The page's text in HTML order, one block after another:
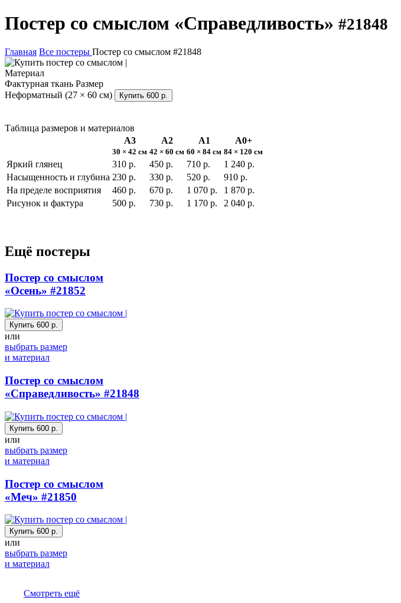
Постер со смыслом «Справедливость» #21848
Главная Все постеры Постер со смыслом #21848
Материал
Фактурная ткань Размер
Неформатный (27 × 60 см)
Купить 600 р.
Таблица размеров и материалов
А3
30 × 42 см
А2
42 × 60 см
А1
60 × 84 см
А0+
84 × 120 см
Яркий глянец 310 р. 450 р. 710 р.
1 240 р.
Насыщенность и глубина 230 р. 330 р. 520 р.
910 р.
На пределе восприятия
460 р. 670 р. 1 070 р.
1 870 р.
Рисунок и фактура
500 р. 730 р. 1 170 р. 2 040 р.
Ещё постеры
Постер со смыслом
«Осень» #21852
Купить 600 р.
или
выбрать размер
и материал
Постер со смыслом
«Справедливость» #21848
Купить 600 р.
или
выбрать размер
и материал
Постер со смыслом
«Меч» #21850
Купить 600 р.
или
выбрать размер
и материал
Смотреть ещё